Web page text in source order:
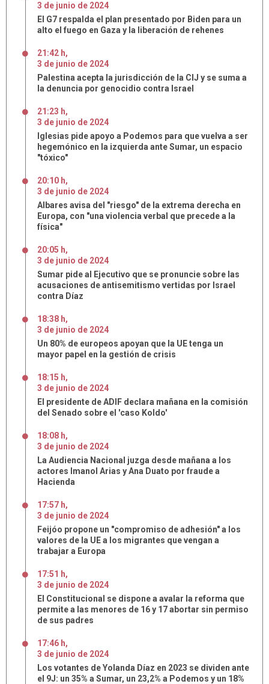
3 de junio de 2024
El G7 respalda el plan presentado por Biden para un
alto el fuego en Gaza y la liberación de rehenes
21:42 h,
3 de junio de 2024
Palestina acepta la jurisdicción de la CIJ y se suma a
la denuncia por genocidio contra Israel
21:23 h,
3 de junio de 2024
Iglesias pide apoyo a Podemos para que vuelva a ser
hegemónico en la izquierda ante Sumar, un espacio
"tóxico"
20:10 h,
3 de junio de 2024
Albares avisa del "riesgo" de la extrema derecha en
Europa, con "una violencia verbal que precede a la
física"
20:05 h,
3 de junio de 2024
Sumar pide al Ejecutivo que se pronuncie sobre las
acusaciones de antisemitismo vertidas por Israel
contra Díaz
18:38 h,
3 de junio de 2024
Un 80% de europeos apoyan que la UE tenga un
mayor papel en la gestión de crisis
18:15 h,
3 de junio de 2024
El presidente de ADIF declara mañana en la comisión
del Senado sobre el 'caso Koldo'
18:08 h,
3 de junio de 2024
La Audiencia Nacional juzga desde mañana a los
actores Imanol Arias y Ana Duato por fraude a
Hacienda
17:57 h,
3 de junio de 2024
Feijóo propone un "compromiso de adhesión" a los
valores de la UE a los migrantes que vengan a
trabajar a Europa
17:51 h,
3 de junio de 2024
El Constitucional se dispone a avalar la reforma que
permite a las menores de 16 y 17 abortar sin permiso
de sus padres
17:46 h,
3 de junio de 2024
Los votantes de Yolanda Díaz en 2023 se dividen ante
el 9J: un 35% a Sumar, un 23,2% a Podemos y un 18%